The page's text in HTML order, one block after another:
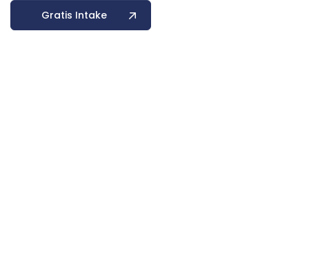
Gratis Intake